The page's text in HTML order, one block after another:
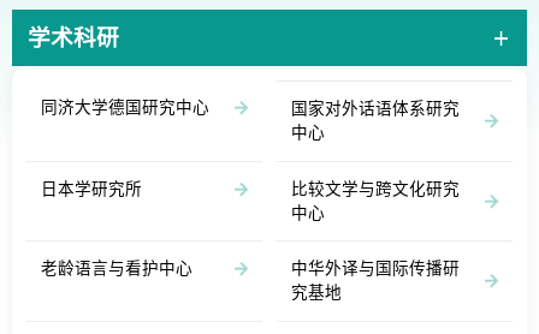
学术科研
同济大学德国研究中心
国家对外话语体系研究
中心
日本学研究所
比较文学与跨文化研究
中心
老龄语言与看护中心
中华外译与国际传播研
究基地